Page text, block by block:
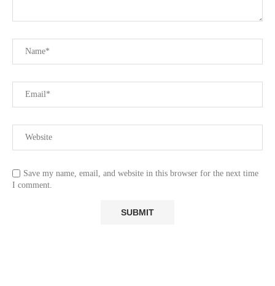
Save my name, email, and website in this browser for the next time
I comment.